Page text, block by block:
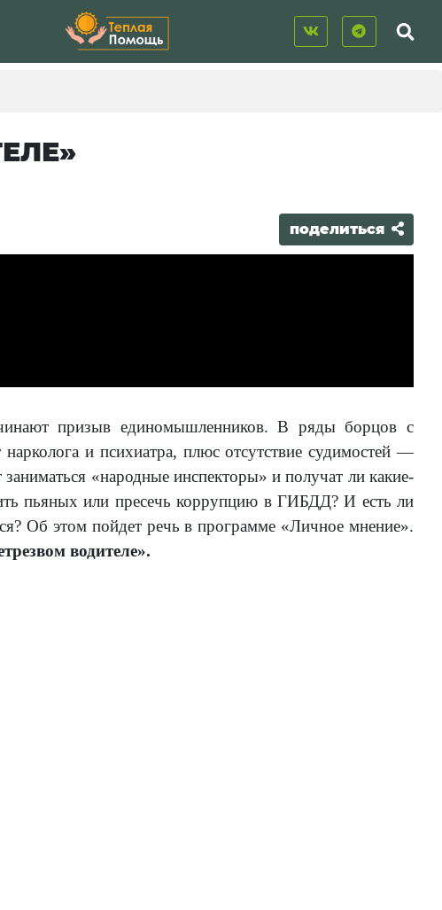
поделиться
призыв единомышленников. В ряды борцов с
и психиатра, плюс отсутствие судимостей —
«народные инспекторы» и получат ли какие-
пьяных или пресечь коррупцию в ГИБДД? И есть ли
Об этом пойдет речь в программе «Личное мнение».
водителе».